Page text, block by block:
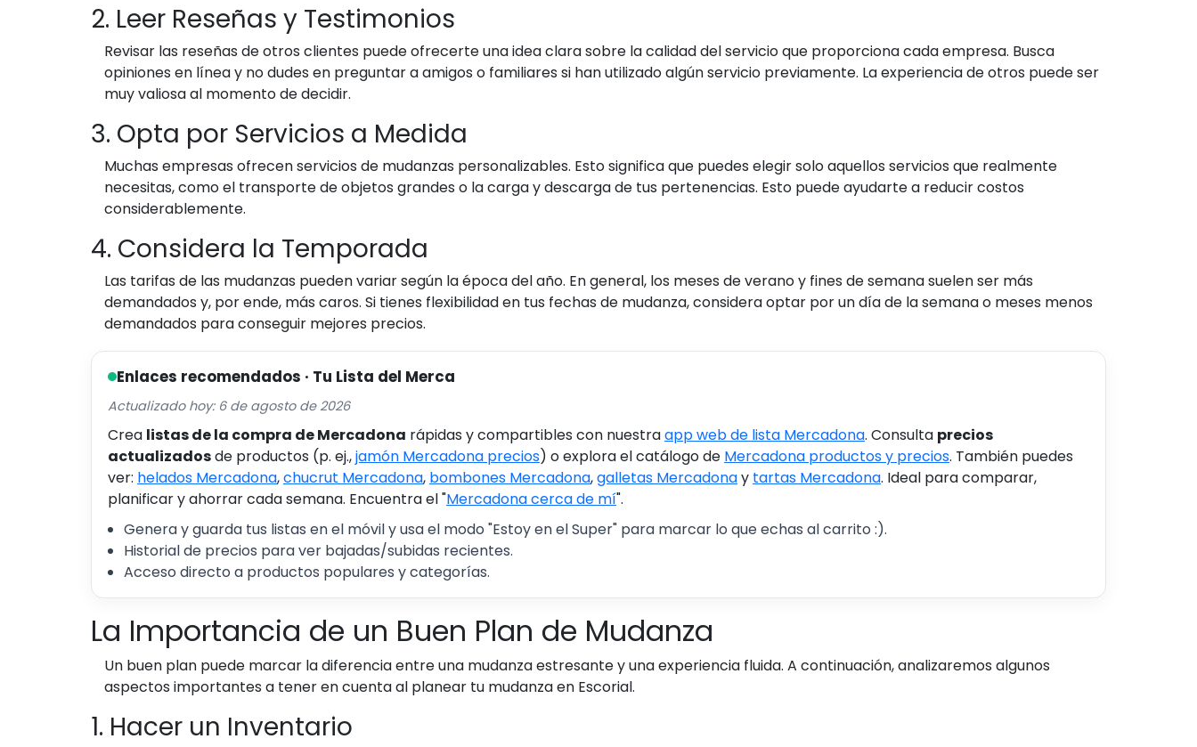
2. Leer Reseñas y Testimonios
Revisar las reseñas de otros clientes puede ofrecerte una idea clara sobre la calidad del servicio que proporciona cada empresa. Busca
opiniones en línea y no dudes en preguntar a amigos o familiares si han utilizado algún servicio previamente. La experiencia de otros puede ser
muy valiosa al momento de decidir.
3. Opta por Servicios a Medida
Muchas empresas ofrecen servicios de mudanzas personalizables. Esto significa que puedes elegir solo aquellos servicios que realmente
necesitas, como el transporte de objetos grandes o la carga y descarga de tus pertenencias. Esto puede ayudarte a reducir costos
considerablemente.
4. Considera la Temporada
Las tarifas de las mudanzas pueden variar según la época del año. En general, los meses de verano y fines de semana suelen ser más
demandados y, por ende, más caros. Si tienes flexibilidad en tus fechas de mudanza, considera optar por un día de la semana o meses menos
demandados para conseguir mejores precios.
Enlaces recomendados · Tu Lista del Merca
Actualizado hoy: 6 de agosto de 2026
Crea listas de la compra de Mercadona rápidas y compartibles con nuestraapp web de lista Mercadona. Consulta precios
actualizadosde productos (p. ej.,jamón Mercadona precios) o explora el catálogo de Mercadona productos y precios. También puedes
ver: helados Mercadona,chucrut Mercadona, bombones Mercadona,galletas Mercadonay tartas Mercadona. Ideal para comparar,
planificar y ahorrar cada semana. Encuentra el "Mercadona cerca de mí".
Genera y guarda tus listas en el móvil y usa el modo "Estoy en el Super" para marcar lo que echas al carrito :).
Historial de precios para ver bajadas/subidas recientes.
Acceso directo a productos populares y categorías.
La Importancia de un Buen Plan de Mudanza
Un buen plan puede marcar la diferencia entre una mudanza estresante y una experiencia fluida. A continuación, analizaremos algunos
aspectos importantes a tener en cuenta al planear tu mudanza en Escorial.
1. Hacer un Inventario